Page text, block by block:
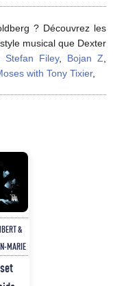
? Découvrez les
musical que Dexter
Filey, Bojan Z
with Tony Tixier,
&
MARIE